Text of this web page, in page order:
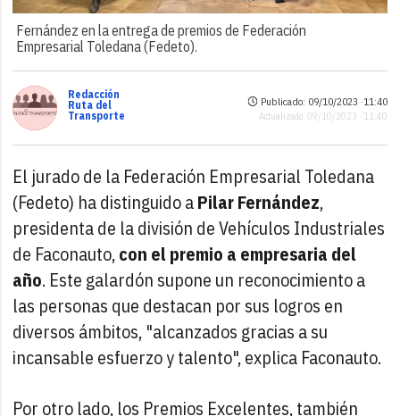
Fernández en la entrega de premios de Federación
Empresarial Toledana (Fedeto).
Redacción
Ruta del
Transporte
Publicado: 09/10/2023 ·11:40
Actualizado: 09/10/2023 · 11:40
El jurado de la Federación Empresarial Toledana
(Fedeto) ha distinguido aPilar Fernández,
presidenta de la división de Vehículos Industriales
de Faconauto,con el premio a empresaria del
año. Este galardón supone un reconocimiento a
las personas que destacan por sus logros en
diversos ámbitos, "alcanzados gracias a su
incansable esfuerzo y talento", explica Faconauto.
Por otro lado, los Premios Excelentes, también